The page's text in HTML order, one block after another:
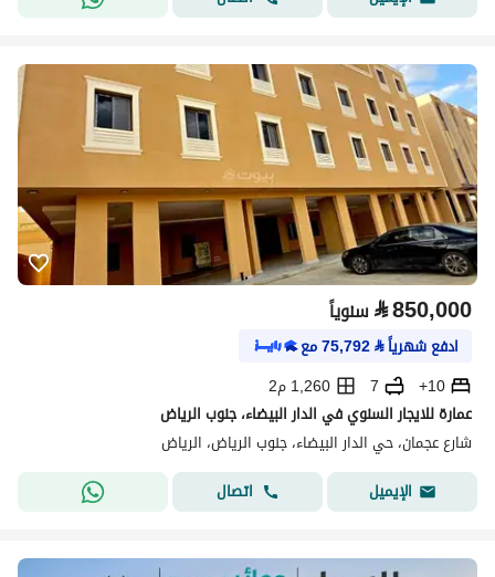
⃁850,000 سنوياً
ادفع شهرياً⃁
75,792مع
10+
7
1,260 م2
عمارة للايجار السنوي في الدار البيضاء، جنوب الرياض
شارع عجمان، حي الدار البيضاء، جنوب الرياض، الرياض
الإيميل
اتصال